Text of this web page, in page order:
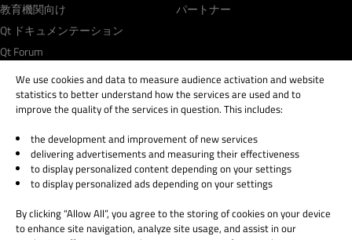
教育機関向け
Qt ドキュメンテーション
Qt Forum
パートナー
© 2026 The Qt Company
Legal Notice
Privacy and Cookie Policy
Trust Center
Cookie Settings
We use cookies and data to measure audience activation and website
statistics to better understand how the services are used and to
improve the quality of the services in question. This includes:
the development and improvement of new services
delivering advertisements and measuring their effectiveness
to display personalized content depending on your settings
to display personalized ads depending on your settings
By clicking “Allow All”, you agree to the storing of cookies on your device
to enhance site navigation, analyze site usage, and assist in our